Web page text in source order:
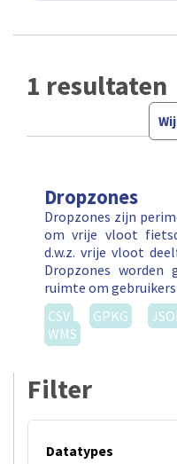
1 resultaten
Dropzones
Dropzones zijn
om vrije vloot
d.w.z. vrije vloot
Dropzones worden
ruimte om
CSV
GPKG
WMS
Filter
Datatypes